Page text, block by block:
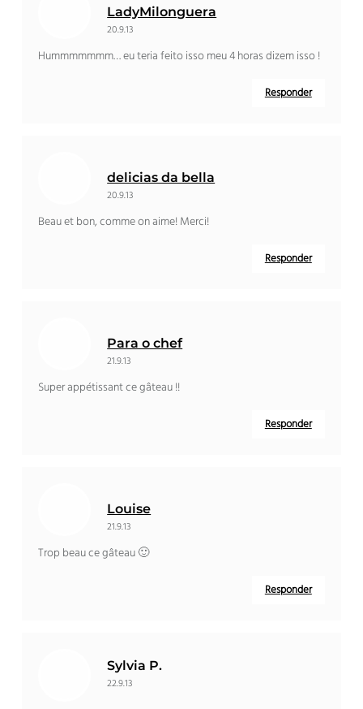
LadyMilonguera
20.9.13
Hummmmmmm… eu teria feito isso meu 4 horas dizem isso !
Responder
delicias da bella
20.9.13
Beau et bon,comme on aime! Merci!
Responder
Para o chef
21.9.13
Super appétissant ce gâteau!!
Responder
Louise
21.9.13
Trop beau ce gâteau 🙂
Responder
Sylvia P.
22.9.13